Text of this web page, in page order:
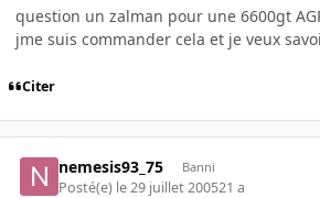
question un zalman pour une 6600gt
jme suis commander cela et je veux
Citer
nemesis93_75 Banni
Posté(e) le 29 juillet 200521 a